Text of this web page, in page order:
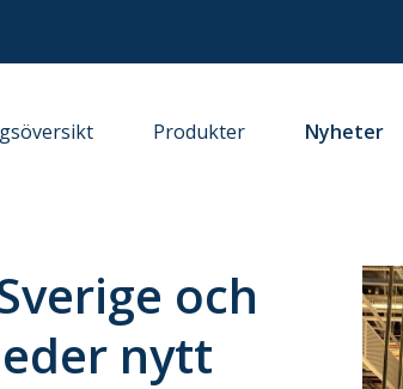
Produkter Nyheter
och
nytt